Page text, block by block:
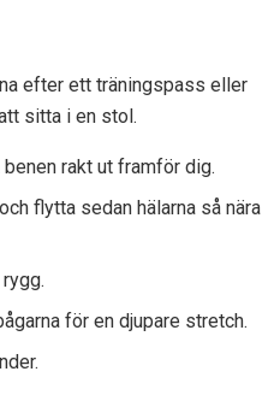
efter ett träningspass eller
sitta i en stol.
rakt ut framför dig.
flytta sedan hälarna så nära
för en djupare stretch.